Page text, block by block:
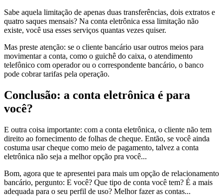
Sabe aquela limitação de apenas duas transferências, dois extratos e
quatro saques mensais? Na conta eletrônica essa limitação não
existe, você usa esses serviços quantas vezes quiser.
Mas preste atenção: se o cliente bancário usar outros meios para
movimentar a conta, como o guichê do caixa, o atendimento
telefônico com operador ou o correspondente bancário, o banco
pode cobrar tarifas pela operação.
Conclusão: a conta eletrônica é para
você?
E outra coisa importante: com a conta eletrônica, o cliente não tem
direito ao fornecimento de folhas de cheque. Então, se você ainda
costuma usar cheque como meio de pagamento, talvez a conta
eletrônica não seja a melhor opção pra você...
Bom, agora que te apresentei para mais um opção de relacionamento
bancário, pergunto: E você? Que tipo de conta você tem? É a mais
adequada para o seu perfil de uso? Melhor fazer as contas...